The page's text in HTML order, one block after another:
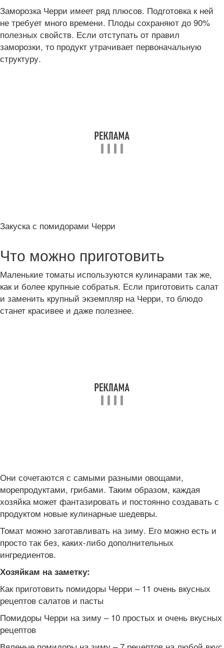
Заморозка Черри имеет ряд плюсов. Подготовка к ней
не требует много времени. Плоды сохраняют до 90%
полезных свойств. Если отступать от правил
заморозки, то продукт утрачивает первоначальную
структуру.
Закуска с помидорами Черри
Что можно приготовить
Маленькие томаты используются кулинарами так же,
как и более крупные собратья. Если приготовить салат
и заменить крупный экземпляр на Черри, то блюдо
станет красивее и даже полезнее.
Они сочетаются с самыми разными овощами,
морепродуктами, грибами. Таким образом, каждая
хозяйка может фантазировать и постоянно создавать с
продуктом новые кулинарные шедевры.
Томат можно заготавливать на зиму. Его можно есть и
просто так без, каких-либо дополнительных
ингредиентов.
Хозяйкам на заметку:
Как приготовить помидоры Черри – 11 очень вкусных
рецептов салатов и пасты
Помидоры Черри на зиму – 10 простых и очень вкусных
рецептов